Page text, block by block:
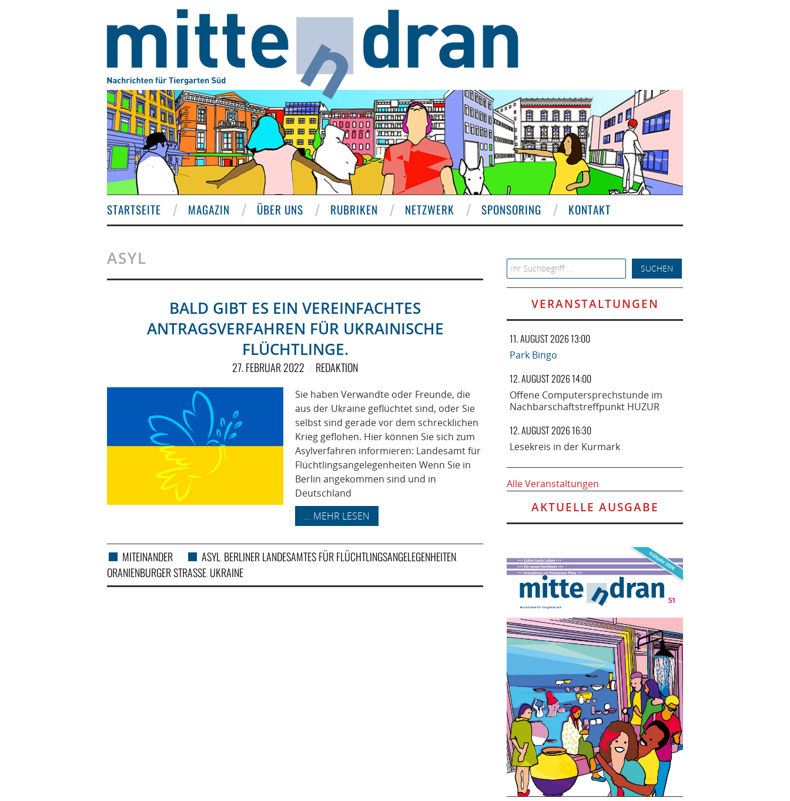
STARTSEITE MAGAZIN ÜBER UNS RUBRIKEN NETZWERK SPONSORING KONTAKT
ASYL
BALD GIBT ES EIN VEREINFACHTES
ANTRAGSVERFAHREN FÜR UKRAINISCHE
FLÜCHTLINGE.
27. FEBRUAR 2022 REDAKTION
Sie haben Verwandte oder Freunde, die
aus der Ukraine geflüchtet sind, oder Sie
selbst sind gerade vor dem schrecklichen
Krieg geflohen. Hier können Sie sich zum
Asylverfahren informieren: Landesamt für
Flüchtlingsangelegenheiten Wenn Sie in
Berlin angekommen sind und in
Deutschland
... MEHR LESEN
MITEINANDER ASYL , BERLINER LANDESAMTES FÜR FLÜCHTLINGSANGELEGENHEITEN,
ORANIENBURGER STRASSE , UKRAINE
Search for:
VERANSTALTUNGEN
11. AUGUST 2026 13:00
Park Bingo
12. AUGUST 2026 14:00
Offene Computersprechstunde im
Nachbarschaftstreffpunkt HUZUR
12. AUGUST 2026 16:30
Lesekreis in der Kurmark
Alle Veranstaltungen
AKTUELLE AUSGABE